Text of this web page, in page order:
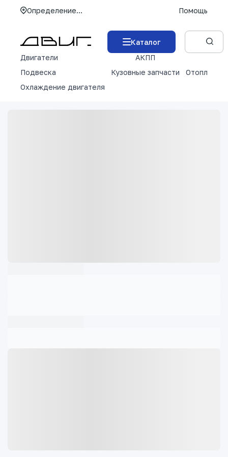
Определение... Помощь
Каталог
Двигатели
АКПП
Подвеска
Кузовные запчасти
Отопление
Охлаждение двигателя